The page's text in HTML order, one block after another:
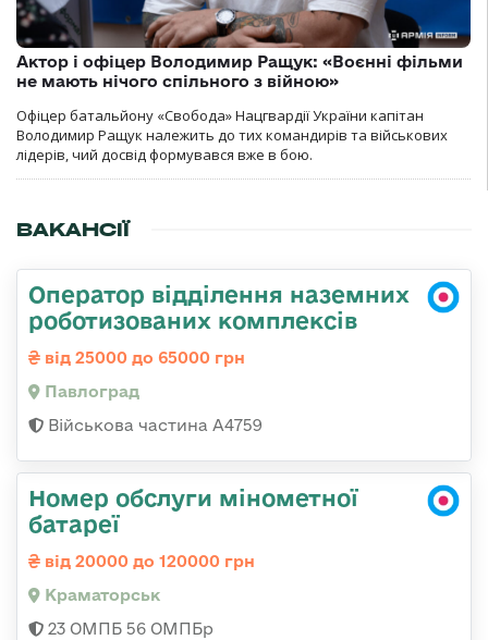
Актор і офіцер Володимир Ращук: «Воєнні фільми
не мають нічого спільного з війною»
Офіцер батальйону «Свобода» Нацгвардії України капітан
Володимир Ращук належить до тих командирів та військових
лідерів, чий досвід формувався вже в бою.
ВАКАНСІЇ
Оператор відділення наземних
роботизованих комплексів
від 25000 до 65000 грн
Павлоград
Військова частина А4759
Номер обслуги мінометної
батареї
від 20000 до 120000 грн
Краматорськ
23 ОМПБ 56 ОМПБр